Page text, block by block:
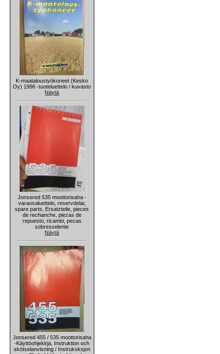
K-maataloustyökoneet (Kesko
Oy) 1996 -tuoteluettelo / kuvasto
Näytä
Jonsered 535 moottorisaha -
varaosaluettelo, reservdelar,
spare parts, Ersatzteile, pieces
de rechanche, piezas de
repuesto, ricambi, pecas
sobresselente
Näytä
Jonsered 455 / 535 moottorisaha
-Käyttöohjekirja, Instruktion och
skötselanvisning / Instruksksjon